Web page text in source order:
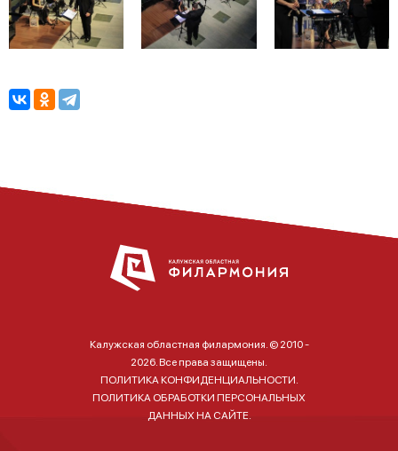
Калужская областная филармония. © 2010 -
2026. Все права защищены.
ПОЛИТИКА КОНФИДЕНЦИАЛЬНОСТИ.
ПОЛИТИКА ОБРАБОТКИ ПЕРСОНАЛЬНЫХ
ДАННЫХ НА САЙТЕ.